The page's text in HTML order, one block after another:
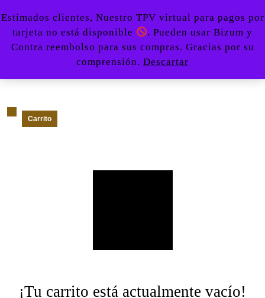
Estimados clientes, Nuestro TPV virtual para pagos por
tarjeta no está disponible
. Pueden usar Bizum y
Contra reembolso para sus compras. Gracias por su
comprensión. Descartar
al
contenido
de
Acceder
Registro
carrito
la
670479107
Carrito
¡Tu carrito está actualmente vacío!